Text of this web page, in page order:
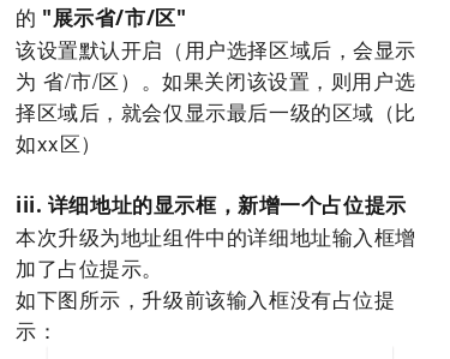
的 "展示省/市/区"
该设置默认开启（用户选择区域后，会显示
为 省/市/区）。如果关闭该设置，则用户选
择区域后，就会仅显示最后一级的区域（比
如xx区）
iii. 详细地址的显示框，新增一个占位提示
本次升级为地址组件中的详细地址输入框增
加了占位提示。
如下图所示，升级前该输入框没有占位提
示：